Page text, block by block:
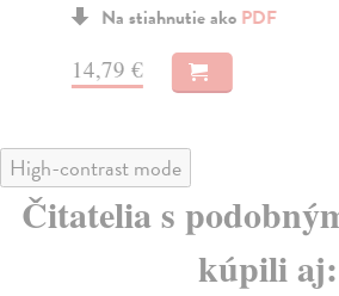
Na stiahnutie ako PDF
14,79 €
High-contrast mode
Čitatelia s
kúpili aj: